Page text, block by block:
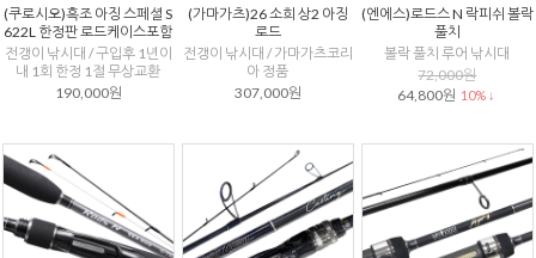
(쿠로시오)흑조 아징 스페셜 S
622L 한정판 로드케이스포함
전갱이 낚시대 / 구입후 1년이
내 1회 한정 1절 무상교환
190,000원
(가마가츠)26 소희 상2 아징
로드
전갱이 낚시대 / 가마가츠코리
아 정품
307,000원
(엔에스)로드스 N 락피쉬 볼락
풀치
볼락 풀치 루어 낚시대
72,000원
64,800원 10% ↓